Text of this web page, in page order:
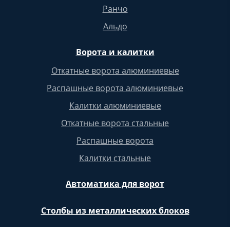
Ранчо
Альдо
Ворота и калитки
Откатные ворота алюминиевые
Распашные ворота алюминиевые
Калитки алюминиевые
Откатные ворота стальные
Распашные ворота
Калитки стальные
Автоматика для ворот
Столбы из металлических блоков